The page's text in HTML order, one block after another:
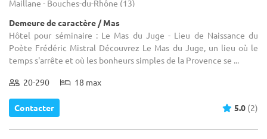
Maillane - Bouches-du-Rhône (13)
Demeure de caractère / Mas
Hôtel pour séminaire : Le Mas du Juge - Lieu de Naissance du
Poète Frédéric Mistral Découvrez Le Mas du Juge, un lieu où le
temps s'arrête et où les bonheurs simples de la Provence se ...
20-290 18 max
Contacter 5.0 (2)